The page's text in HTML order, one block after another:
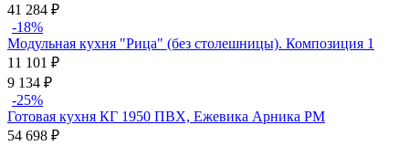
41 284 ₽
-18%
Модульная кухня "Рица" (без столешницы). Композиция 1
11 101 ₽
9 134 ₽
-25%
Готовая кухня КГ 1950 ПВХ, Ежевика Арника РМ
54 698 ₽